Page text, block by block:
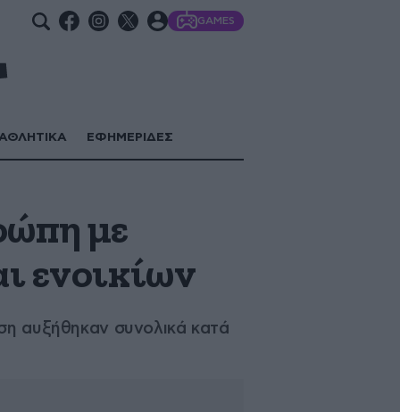
GAMES
ΕΦΗΜΕΡΙΔΕΣ
με
ενοικίων
αυξήθηκαν συνολικά κατά